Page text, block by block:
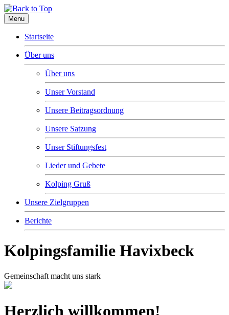
Menu
Startseite
Über uns
Über uns
Unser Vorstand
Unsere Beitragsordnung
Unsere Satzung
Unser Stiftungsfest
Lieder und Gebete
Kolping Gruß
Unsere Zielgruppen
Berichte
Kolpingsfamilie Havixbeck
Gemeinschaft macht uns stark
Herzlich willkommen!